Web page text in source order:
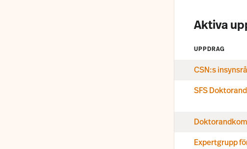
Aktiva
UPPDRAG
CSN:s
SFS
Expertgrupp